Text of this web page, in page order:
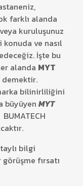
farklı alanda
kuruluşunuz
ve nasıl
İşte bu
alanda MYT
bilinirliliğini
büyüyen MYT
bilgi
fırsatı